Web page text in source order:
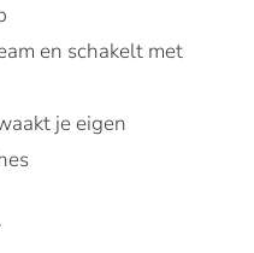
en schakelt met
je eigen